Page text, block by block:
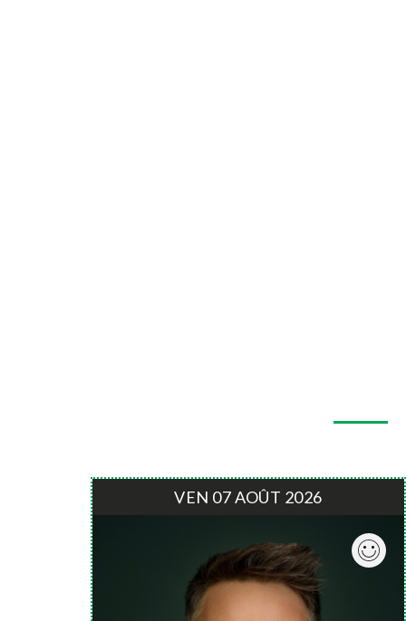
VEN 07 AOÛT 2026